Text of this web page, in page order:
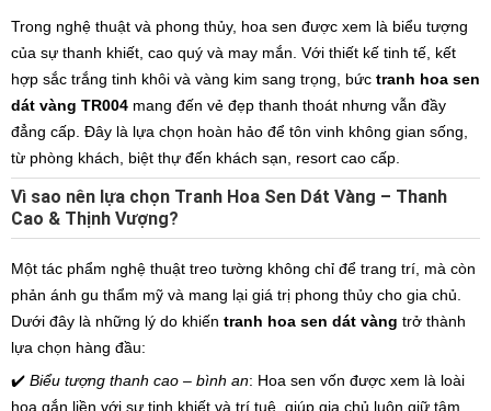
Trong nghệ thuật và phong thủy, hoa sen được xem là biểu tượng
của sự thanh khiết, cao quý và may mắn. Với thiết kế tinh tế, kết
hợp sắc trắng tinh khôi và vàng kim sang trọng, bức tranh hoa sen
dát vàng TR004 mang đến vẻ đẹp thanh thoát nhưng vẫn đầy
đẳng cấp. Đây là lựa chọn hoàn hảo để tôn vinh không gian sống,
từ phòng khách, biệt thự đến khách sạn, resort cao cấp.
Vì sao nên lựa chọn Tranh Hoa Sen Dát Vàng – Thanh
Cao & Thịnh Vượng?
Một tác phẩm nghệ thuật treo tường không chỉ để trang trí, mà còn
phản ánh gu thẩm mỹ và mang lại giá trị phong thủy cho gia chủ.
Dưới đây là những lý do khiến tranh hoa sen dát vàng trở thành
lựa chọn hàng đầu:
✔️ Biểu tượng thanh cao – bình an: Hoa sen vốn được xem là loài
hoa gắn liền với sự tinh khiết và trí tuệ, giúp gia chủ luôn giữ tâm